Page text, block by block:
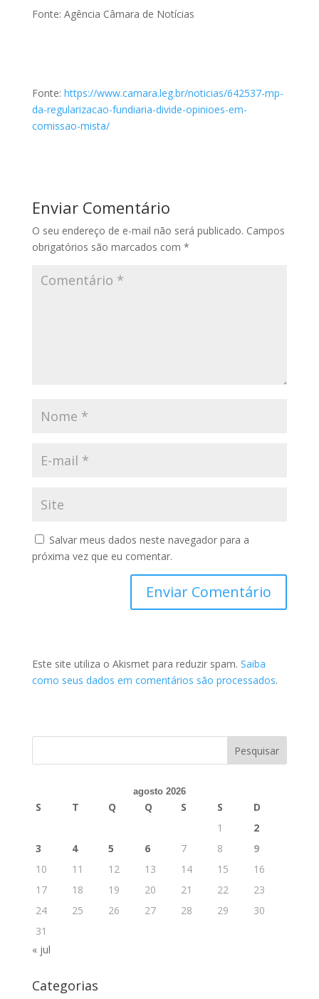
Fonte: Agência Câmara de Notícias
Fonte: https://www.camara.leg.br/noticias/642537-mp-
da-regularizacao-fundiaria-divide-opinioes-em-
comissao-mista/
Enviar Comentário
O seu endereço de e-mail não será publicado. Campos
obrigatórios são marcados com *
Salvar meus dados neste navegador para a
próxima vez que eu comentar.
Este site utiliza o Akismet para reduzir spam. Saiba
como seus dados em comentários são processados.
agosto 2026
S T Q Q S S
D
1
2
3
4 5 6 7 8
9
10
11 12 13 14 15
16
17
18 19 20 21 22
23
24
25 26 27 28 29
30
31
« jul
Categorias